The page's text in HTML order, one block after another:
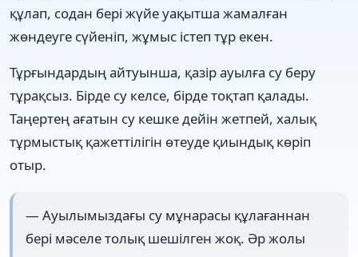
құлап, содан бері жүйе уақытша жамалған
жөндеуге сүйеніп, жұмыс істеп тұр екен.
Тұрғындардың айтуынша, қазір ауылға су беру
тұрақсыз. Бірде су келсе, бірде тоқтап қалады.
Таңертең ағатын су кешке дейін жетпей, халық
тұрмыстық қажеттілігін өтеуде қиындық көріп
отыр.
— Ауылымыздағы су мұнарасы құлағаннан
бері мәселе толық шешілген жоқ. Әр жолы